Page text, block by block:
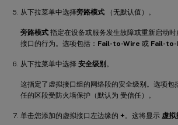
从下拉菜单中选择旁路模式 （无默认值）。
旁路模式 指定在设备或服务发生故障或重新启动
接口的行为。选项包括： Fail-to-Wire 或 Fail-
从下拉菜单中选择 安全级别 。
这指定了虚拟接口组的网络段的安全级别。选项包
任的区段受防火墙保护（默认为 受信任）。
单击您添加的虚拟接口左边缘的 + 。这将显示 虚拟